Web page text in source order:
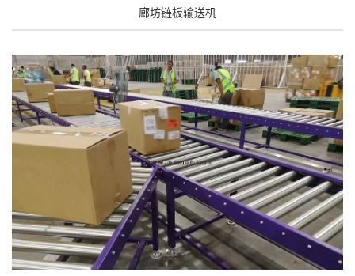
廊坊链板输送机